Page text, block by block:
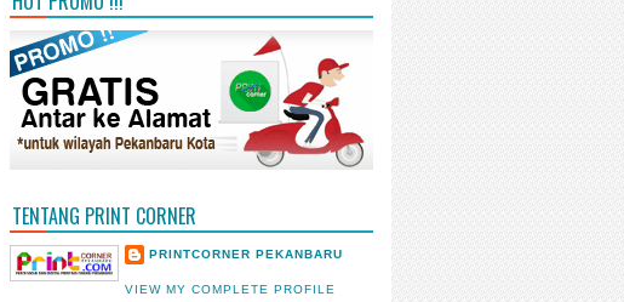
TENTANG PRINT CORNER
PRINTCORNER PEKANBARU
VIEW MY COMPLETE PROFILE